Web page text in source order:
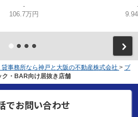
-
106.7万円
事務所なら神戸と大阪の不動産株式会社 > ブ
ク・BAR向け居抜き店舗
でお問い合わせ